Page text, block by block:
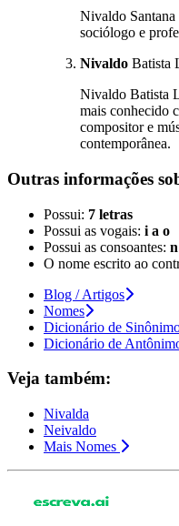
Nivaldo
sociólogo e
Nivaldo Batista
Nivaldo Batista
mais conhecido
compositor e
contemporânea.
Outras informações
Possui: 7 letras
Possui as vogais: i a o
Possui as consoantes:
O nome escrito ao
Blog / Artigos
Nomes
Dicionário de
Dicionário de
Veja também:
Nivalda
Neivaldo
Mais Nomes